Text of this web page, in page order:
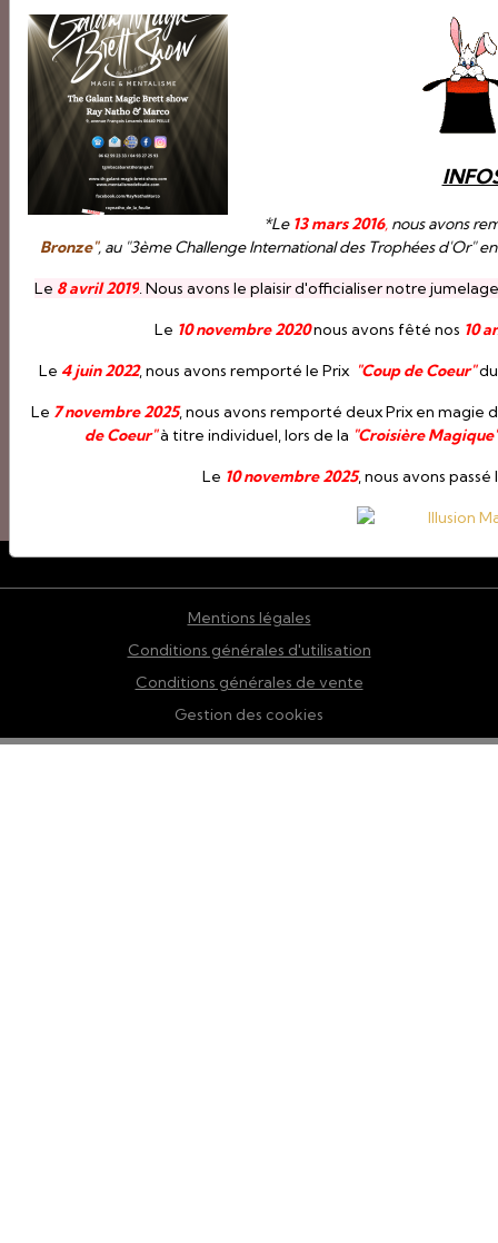
Sondage
Nous feriez-vous confiance pour:
Anniversaire
Fête de fin d'année
Soirée entre amis
Mariage
Voter Voir les résultats
Mentions légales
Conditions générales d'utilisation
Conditions générales de vente
Gestion des cookies
*Le 13 mars 2016, nous avons
Bronze", au "3ème Challenge International des Trophées d'Or"
Le 8 avril 2019 . Nous avons le plaisir d'officialiser notre
Le 10 novembre 2020nous avons fêté nos 10
Le 4 juin 2022, nous avons remporté le Prix "Coup de Coeur"du
Le 7 novembre 2025, nous avons remporté deux Prix en magie
de Coeur"à titre individuel, lors de la "Croisière Magique"
Le 10 novembre 2025, nous avons passé